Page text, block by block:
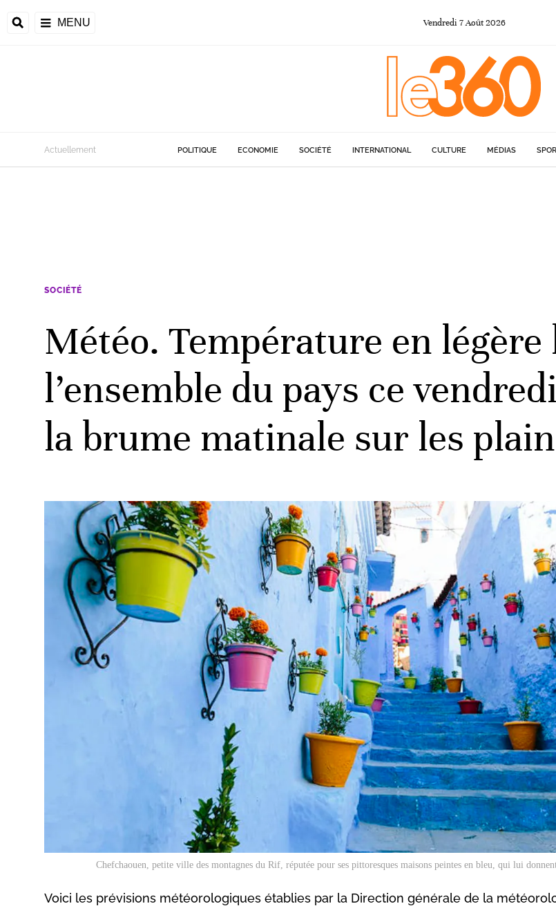
MENU Vendredi 7Août 2026
Actuellement POLITIQUE ECONOMIE SOCIÉTÉ INTERNATIONAL CULTURE MÉDIAS
SOCIÉTÉ
Météo. Température en légère
l’ensemble du pays ce
la brume matinale sur les
Chefchaouen, petite ville des montagnes du Rif, réputée pour ses pittoresques maisons peintes en bleu, qui lui
Voici les prévisions météorologiques établies par la Direction générale de la